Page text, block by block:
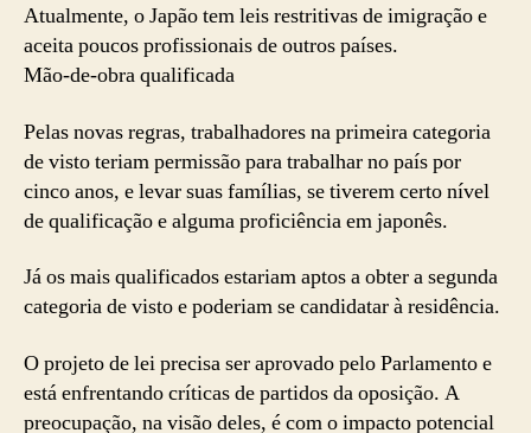
Atualmente, o Japão tem leis restritivas de imigração e
aceita poucos profissionais de outros países.
Mão-de-obra qualificada
Pelas novas regras, trabalhadores na primeira categoria
de visto teriam permissão para trabalhar no país por
cinco anos, e levar suas famílias, se tiverem certo nível
de qualificação e alguma proficiência em japonês.
Já os mais qualificados estariam aptos a obter a segunda
categoria de visto e poderiam se candidatar à residência.
O projeto de lei precisa ser aprovado pelo Parlamento e
está enfrentando críticas de partidos da oposição. A
preocupação, na visão deles, é com o impacto potencial